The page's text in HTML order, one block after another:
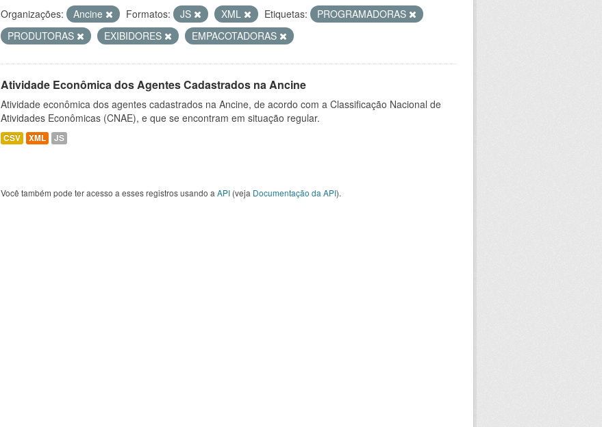
Organizações: Ancine Formatos: JS XML Etiquetas:
PROGRAMADORAS
PRODUTORAS
EXIBIDORES EMPACOTADORAS
Atividade Econômica dos Agentes Cadastrados na Ancine
Atividade econômica dos agentes cadastrados na Ancine, de acordo com a Classificação Nacional de
Atividades Econômicas (CNAE), e que se encontram em situação regular.
CSV XML JS
Você também pode ter acesso a esses registros usando a API (veja Documentação da API).